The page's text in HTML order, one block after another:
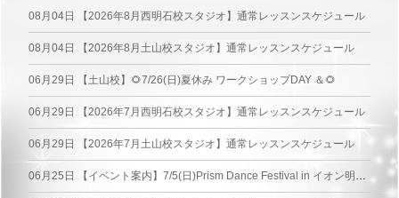
ー
シ
ョ
ン
08月04日 【2026年8月西明石校スタジオ】通常レッスンスケジュール
08月04日 【2026年8月土山校スタジオ】通常レッスンスケジュール
06月29日 【土山校】🌻7/26(日)夏休み ワークショップDAY ＆🌻
06月29日 【2026年7月西明石校スタジオ】通常レッスンスケジュール
06月29日 【2026年7月土山校スタジオ】通常レッスンスケジュール
06月25日 【イベント案内】7/5(日)Prism Dance Festival in イオン明石ショッピングセンター